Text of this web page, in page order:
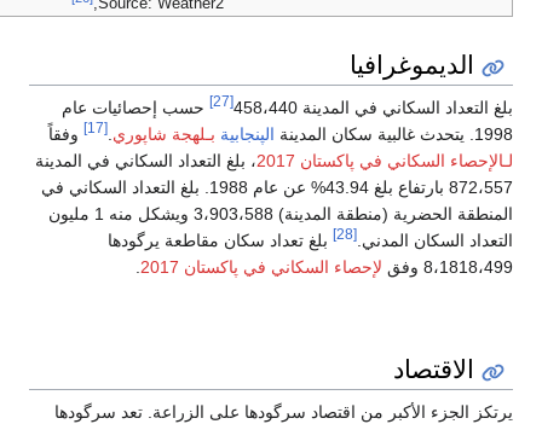
حسب إحصائيات عام
الپنجابية بـلهجة شاپوري [17]
وفقاً
، بلغ التعداد السكاني في المدينة
872،557 بارتفاع بلغ 43.94% عن عام 1988. بلغ التعداد السكاني في
المنطقة الحضرية (منطقة المدينة) 3،903،588 ويشكل منه 1 مليون
تعداد سكان مقاطعة يرگودها
في پاكستان 2017
.
سرگودها على الزراعة. تعد سرگودها